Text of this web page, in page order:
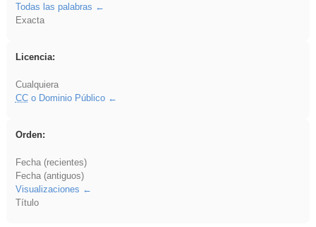
Todas las palabras
Exacta
Licencia:
Cualquiera
CCo Dominio Público
Orden:
Fecha (recientes)
Fecha (antiguos)
Visualizaciones
Título